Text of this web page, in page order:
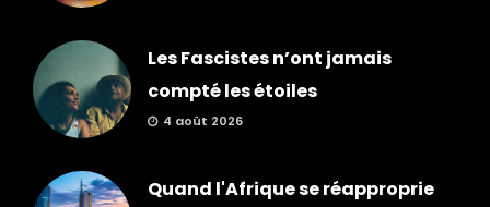
Les Fascistes n’ont jamais
compté les étoiles
4 août 2026
Quand l'Afrique se réapproprie